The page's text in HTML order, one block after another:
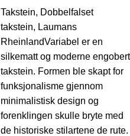
Takstein, Dobbelfalset
takstein, Laumans
RheinlandVariabel er en
silkematt og moderne engobert
takstein. Formen ble skapt for
funksjonalisme gjennom
minimalistisk design og
forenklingen skulle bryte med
de historiske stilartene de rute.